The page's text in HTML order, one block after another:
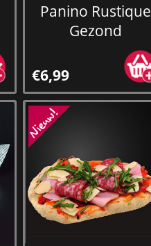
Panino Rustique
Gezond
€6,99